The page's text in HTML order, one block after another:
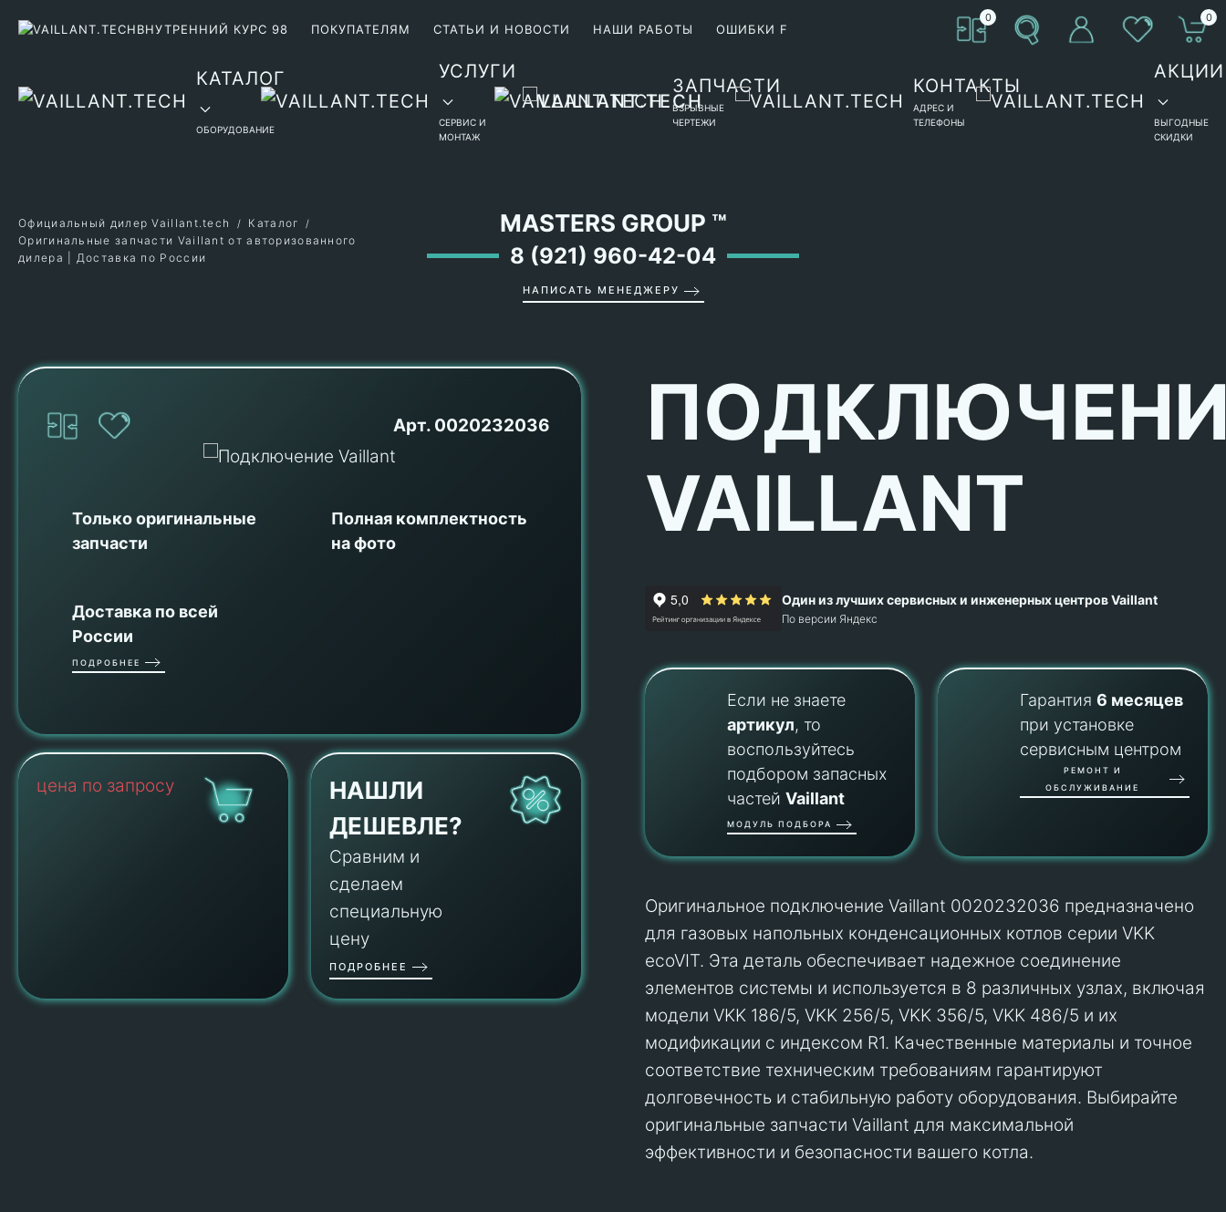
ВНУТРЕННИЙ КУРС 98 ПОКУПАТЕЛЯМ СТАТЬИ И НОВОСТИ НАШИ РАБОТЫ ОШИБКИ F
0 0
КАТАЛОГ
ОБОРУДОВАНИЕ
УСЛУГИ
СЕРВИС И
МОНТАЖ
ЗАПЧАСТИ
ВЗРЫВНЫЕ
ЧЕРТЕЖИ
КОНТАКТЫ
АДРЕС И
ТЕЛЕФОНЫ
АКЦИИ
ВЫГОДНЫЕ
СКИДКИ
MASTERS GROUP ™
8 (921) 960-42-04
НАПИСАТЬ МЕНЕДЖЕРУ
Официальный дилер Vaillant.tech
Каталог
Оригинальные запчасти Vaillant от авторизованного
дилера | Доставка по России
Арт. 0020232036
Только оригинальные
запчасти
Полная комплектность
на фото
Доставка по всей
России
ПОДРОБНЕЕ
цена по запросу
НАШЛИ
ДЕШЕВЛЕ?
Сравним и
сделаем
специальную
цену
ПОДРОБНЕЕ
VAILLANT
Один из лучших сервисных и инженерных центров Vaillant
По версии Яндекс
Если не знаете
артикул, то
воспользуйтесь
подбором запасных
частейVaillant
МОДУЛЬ ПОДБОРА
Гарантия6 месяцев
при установке
сервисным центром
РЕМОНТ И
ОБСЛУЖИВАНИЕ
Оригинальное подключение Vaillant 0020232036 предназначено
для газовых напольных конденсационных котлов серии VKK
ecoVIT. Эта деталь обеспечивает надежное соединение
элементов системы и используется в 8 различных узлах, включая
модели VKK 186/5, VKK 256/5, VKK 356/5, VKK 486/5 и их
модификации с индексом R1. Качественные материалы и точное
соответствие техническим требованиям гарантируют
долговечность и стабильную работу оборудования. Выбирайте
оригинальные запчасти Vaillant для максимальной
эффективности и безопасности вашего котла.